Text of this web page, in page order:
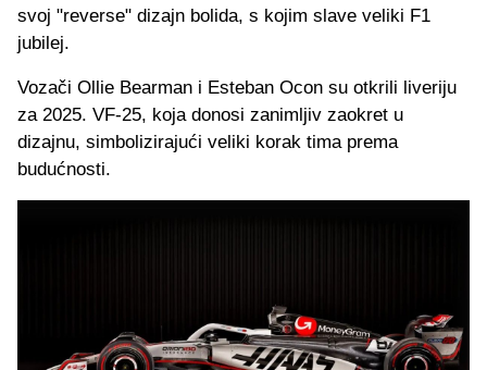
svoj "reverse" dizajn bolida, s kojim slave veliki F1
jubilej.
Vozači Ollie Bearman i Esteban Ocon su otkrili liveriju
za 2025. VF-25, koja donosi zanimljiv zaokret u
dizajnu, simbolizirajući veliki korak tima prema
budućnosti.